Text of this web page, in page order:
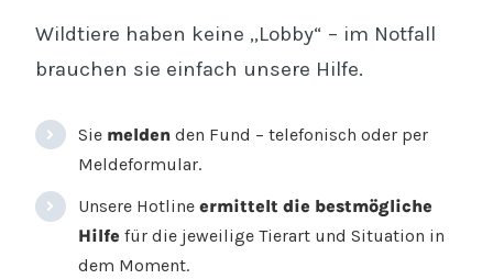
Wildtiere haben keine „Lobby“ – im Notfall
brauchen sie einfach unsere Hilfe.
Sie meldenden Fund – telefonisch oder per
Meldeformular.
Unsere Hotlineermittelt die bestmögliche
Hilfe für die jeweilige Tierart und Situation in
dem Moment.